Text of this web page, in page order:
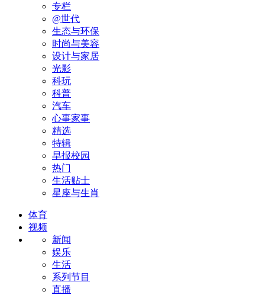
专栏
@世代
生态与环保
时尚与美容
设计与家居
光影
科玩
科普
汽车
心事家事
精选
特辑
早报校园
热门
生活贴士
星座与生肖
体育
视频
新闻
娱乐
生活
系列节目
直播